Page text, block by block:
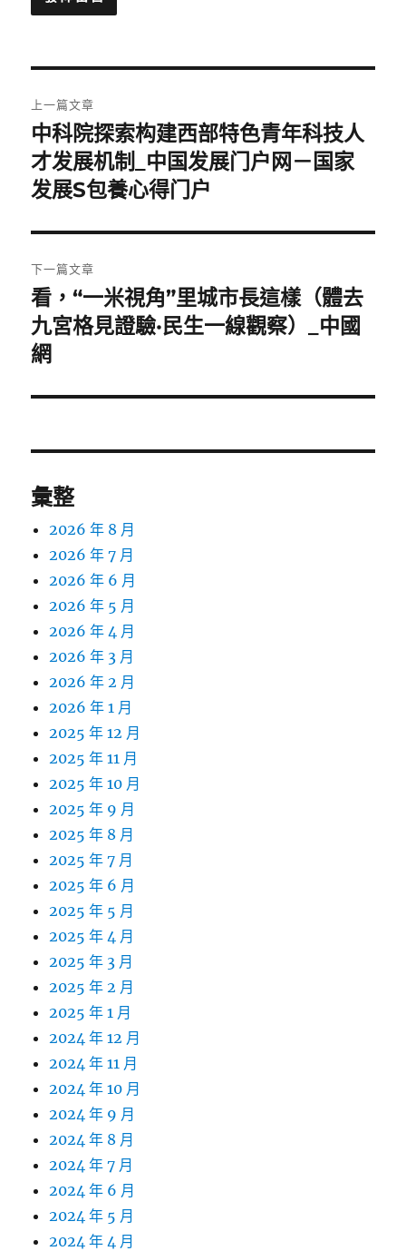
章
導
覽
上一篇文章
上
一
篇
章:
中科院探索构建西部特色青年科技人
才发展机制_中国发展门户网－国家
发展S包養心得门户
下一篇文章
下
一
篇
章:
看，“一米視角”里城市長這樣（體去
九宮格見證驗·民生一線觀察）_中國
網
彙整
2026 年 8 月
2026 年 7 月
2026 年 6 月
2026 年 5 月
2026 年 4 月
2026 年 3 月
2026 年 2 月
2026 年 1 月
2025 年 12 月
2025 年 11 月
2025 年 10 月
2025 年 9 月
2025 年 8 月
2025 年 7 月
2025 年 6 月
2025 年 5 月
2025 年 4 月
2025 年 3 月
2025 年 2 月
2025 年 1 月
2024 年 12 月
2024 年 11 月
2024 年 10 月
2024 年 9 月
2024 年 8 月
2024 年 7 月
2024 年 6 月
2024 年 5 月
2024 年 4 月